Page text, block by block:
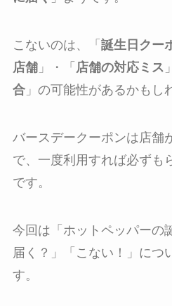
こないのは、「 誕生日クー
店舗」・「 店舗の対応ミス
合」の可能性があるかもし
バースデークーポンは店舗
で、一度利用すれば必ずも
です。
今回は「ホットペッパーの
届く？」「こない！」につ
す。